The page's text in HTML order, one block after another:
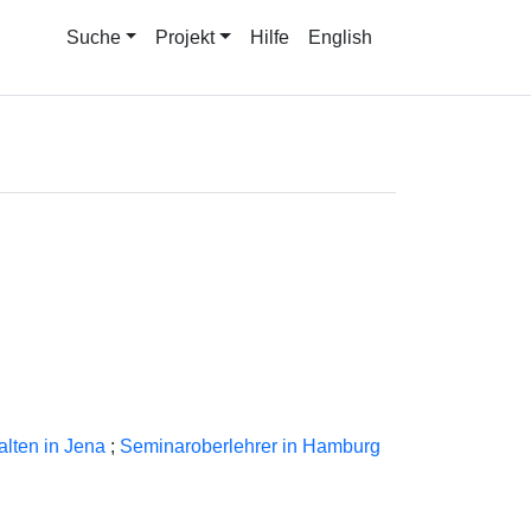
Suche Projekt Hilfe English
in Jena ; Seminaroberlehrer in Hamburg